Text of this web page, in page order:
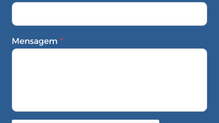
Mensagem *